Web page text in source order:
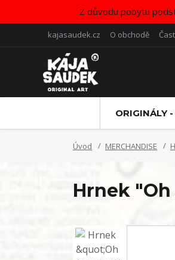
Z důvodu pobytu
kajasaudek.cz O obchodě
ORIGINÁLY -
Úvod MERCHANDISE
Hrnek